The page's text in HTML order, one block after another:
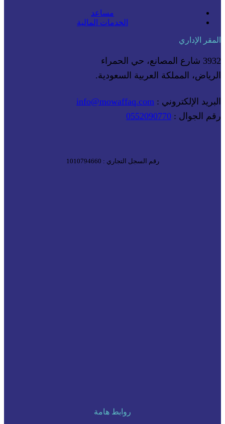
مساعد
الخدمات المالية
المقر الإداري
3932 شارع المصانع، حي الحمراء
الرياض، المملكة العربية السعودية.
البريد الإلكتروني : info@mowaffaq.com
رقم الجوال : 0552090770
رقم السجل التجاري : 1010794660
روابط هامة